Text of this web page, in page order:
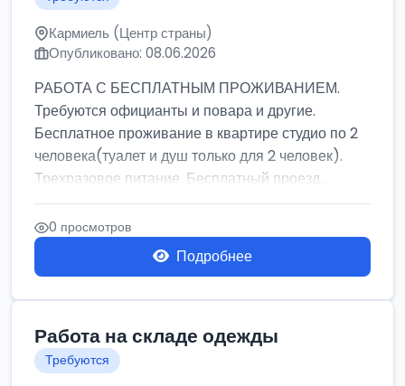
Кармиель (Центр страны)
Опубликовано: 08.06.2026
РАБОТА С БЕСПЛАТНЫМ ПРОЖИВАНИЕМ.
Требуются официанты и повара и другие.
Бесплатное проживание в квартире студио по 2
человека(туалет и душ только для 2 человек).
Трехразовое питание. Бесплатный проезд...
0 просмотров
Подробнее
Работа на складе одежды
Требуются